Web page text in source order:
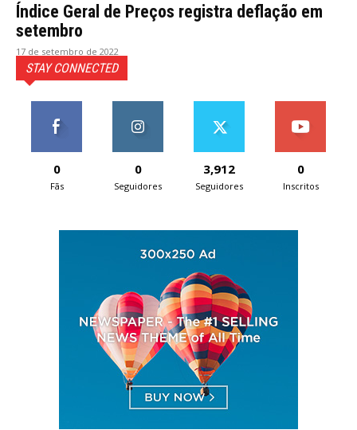
Índice Geral de Preços registra deflação em
setembro
17 de setembro de 2022
STAY CONNECTED
0
Fãs
0
Seguidores
3,912
Seguidores
0
Inscritos